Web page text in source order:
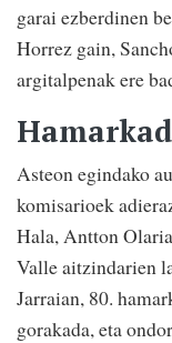
garai ezberdinen
Horrez gain,
argitalpenak ere
Asteon egindako
komisarioek
Hala, Antton
Valle aitzindarien
Jarraian, 80.
gorakada, eta